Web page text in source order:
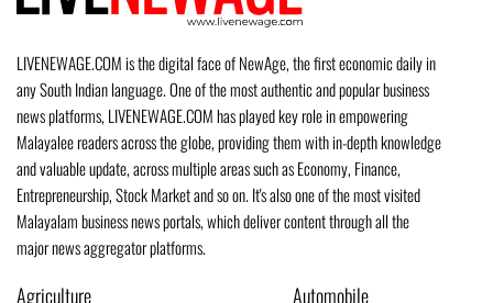
LIVENEWAGE.COM is the digital face of NewAge, the first economic daily in
any South Indian language. One of the most authentic and popular business
news platforms, LIVENEWAGE.COM has played key role in empowering
Malayalee readers across the globe, providing them with in-depth knowledge
and valuable update, across multiple areas such as Economy, Finance,
Entrepreneurship, Stock Market and so on. It's also one of the most visited
Malayalam business news portals, which deliver content through all the
major news aggregator platforms.
Agriculture
Automobile